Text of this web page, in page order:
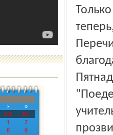
›
»
Сб
Вс
1
2
8
9